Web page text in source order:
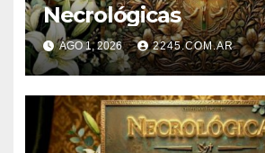
Necrológicas
AGO 1, 2026 2245.COM.AR